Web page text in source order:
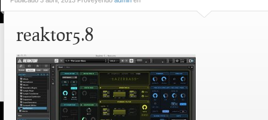
line gratis!
Tutorial de CLA Effects, aprende a
aplicar efectos a tus voces.
reaktor5.8